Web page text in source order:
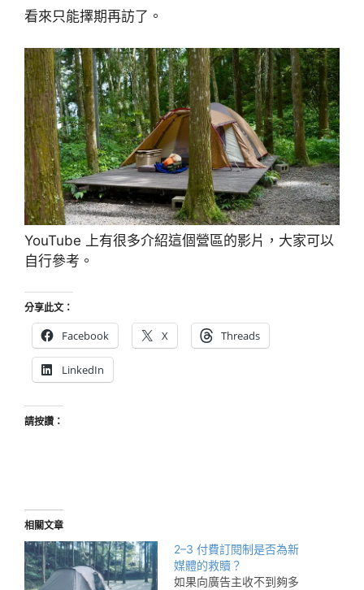
看來只能擇期再訪了。
YouTube 上有很多介紹這個營區的影片，大家可以
自行參考。
分享此文：
Facebook X Threads
LinkedIn
請按讚：
相關文章
2–3 付費訂閱制是否為新
媒體的救贖？
如果向廣告主收不到夠多